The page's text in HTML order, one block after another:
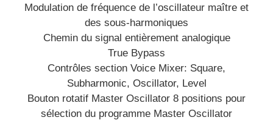
Modulation de fréquence de l’oscillateur maître et
des sous-harmoniques
Chemin du signal entièrement analogique
True Bypass
Contrôles section Voice Mixer: Square,
Subharmonic, Oscillator, Level
Bouton rotatif Master Oscillator 8 positions pour
sélection du programme Master Oscillator